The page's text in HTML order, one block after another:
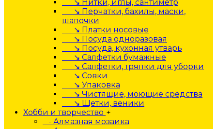
↘ Нитки, иглы, сантиметр
↘ Перчатки, бахилы, маски,
шапочки
↘ Платки носовые
↘ Посуда одноразовая
↘ Посуда, кухонная утварь
↘ Салфетки бумажные
↘ Салфетки, тряпки для уборки
↘ Совки
↘ Упаковка
↘ Чистящие, моющие средства
↘ Щетки, веники
Хобби и творчество +
- Алмазная мозаика